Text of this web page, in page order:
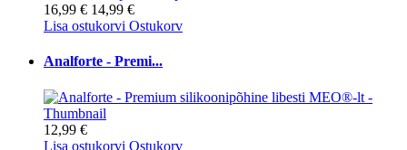
16,99 € 14,99 €
Lisa ostukorvi Ostukorv
Analforte - Premi...
12,99 €
Lisa ostukorvi Ostukorv